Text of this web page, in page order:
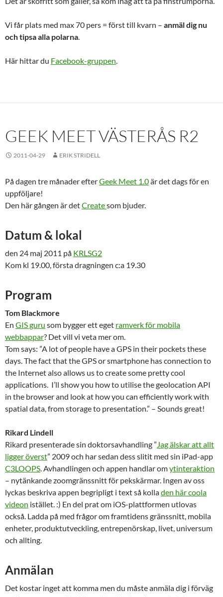
Vi får plats med max 70 pers = först till kvarn – anmäl dig nu
och tipsa alla polarna.
Här hittar du Facebook-gruppen.
GEEK MEET VÄSTERÅS R2
2011-04-29 ERIK STRIDELL
På dagen tre månader efterGeek Meet 1.0är det dags för en
uppföljare!
Den här gången är detCreatesom bjuder.
Datum & lokal
den 24 maj 2011 på KRLSG2
Kom kl 19.00, första dragningen c:a 19.30
Program
Tom Blackmore
En GIS guru som bygger ett eget ramverk för mobila
webbappar? Det vill vi veta mer om.
Tom says: ”A lot of people have a GPS in their pockets these
days. The fact that the GPS or smartphone has connection to
the Internet also allows us to create some pretty cool
applications. I’ll show you how to utilise the geolocation API
in the browser and look at how you can efficiently work with
spatial data, from storage to presentation.” – Sounds great!
Rikard Lindell
Rikard presenterade sin doktorsavhandling ”Jag älskar att allt
ligger överst” 2009 och har sedan dess slitit med sin iPad-app
C3LOOPS. Avhandlingen och appen handlar omytinteraktion
– nytänkande zoomgränssnitt för pekskärmar. Ingen av oss
lyckas beskriva appen begripligt i text så kolladen här coola
videon istället. :) En del prat om iOS-plattformen utlovas
också. Ladda på med frågor om framtidens gränssnitt, mobila
enheter, produktutveckling, entrepenörskap, livet, universum
och allting.
Anmälan
Det kostar inget att komma men du måste anmäla dig i förväg